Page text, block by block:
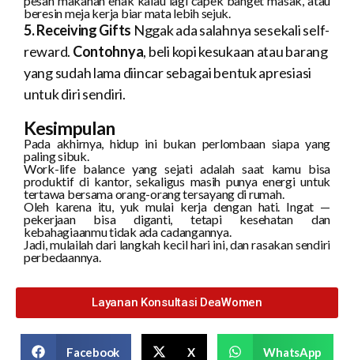
beresin meja kerja biar mata lebih sejuk.
5. Receiving Gifts Nggak ada salahnya sesekali self-
reward. Contohnya, beli kopi kesukaan atau barang
yang sudah lama diincar sebagai bentuk apresiasi
untuk diri sendiri.
Kesimpulan
Pada akhirnya, hidup ini bukan perlombaan siapa yang
paling sibuk.
Work-life balance yang sejati adalah saat kamu bisa
produktif di kantor, sekaligus masih punya energi untuk
tertawa bersama orang-orang tersayang di rumah.
Oleh karena itu, yuk mulai kerja dengan hati. Ingat —
pekerjaan bisa diganti, tetapi kesehatan dan
kebahagiaanmu tidak ada cadangannya.
Jadi, mulailah dari langkah kecil hari ini, dan rasakan sendiri
perbedaannya.
Layanan Konsultasi DeaWomen
Facebook X WhatsApp